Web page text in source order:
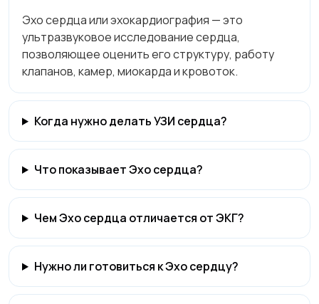
Эхо сердца или эхокардиография — это
ультразвуковое исследование сердца,
позволяющее оценить его структуру, работу
клапанов, камер, миокарда и кровоток.
Когда нужно делать УЗИ сердца?
Что показывает Эхо сердца?
Чем Эхо сердца отличается от ЭКГ?
Нужно ли готовиться к Эхо сердцу?